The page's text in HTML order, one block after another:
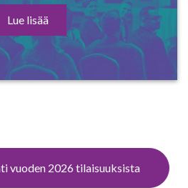
Lue lisää
vuoden 2026 tilaisuuksista